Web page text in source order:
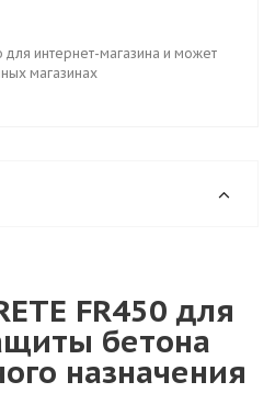
для интернет-магазина и может
магазинах
FR450 для
бетона
назначения